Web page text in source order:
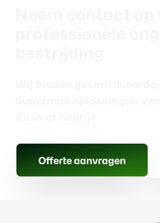
Offerte aanvragen